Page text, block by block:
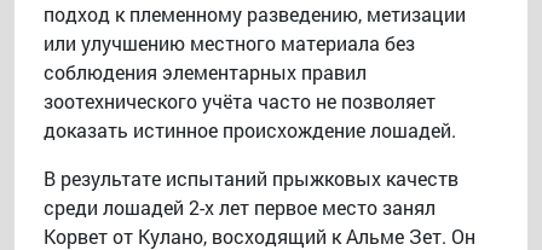
подход к племенному разведению, метизации
или улучшению местного материала без
соблюдения элементарных правил
зоотехнического учёта часто не позволяет
доказать истинное происхождение лошадей.
В результате испытаний прыжковых качеств
среди лошадей 2-х лет первое место занял
Корвет от Кулано, восходящий к Альме Зет. Он